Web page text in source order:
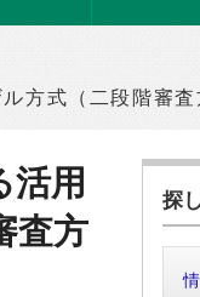
方式（二段階審査
用
査方
探